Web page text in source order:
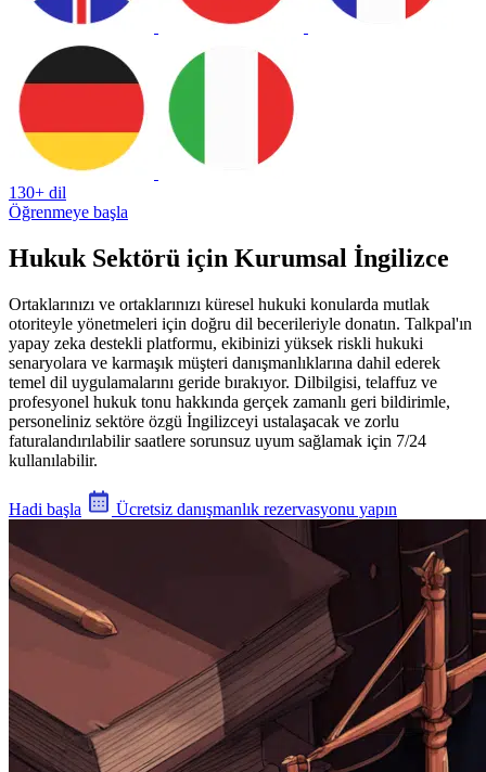
130+ dil
Öğrenmeye başla
Hukuk Sektörü için Kurumsal İngilizce
Ortaklarınızı ve ortaklarınızı küresel hukuki konularda mutlak
otoriteyle yönetmeleri için doğru dil becerileriyle donatın. Talkpal'ın
yapay zeka destekli platformu, ekibinizi yüksek riskli hukuki
senaryolara ve karmaşık müşteri danışmanlıklarına dahil ederek
temel dil uygulamalarını geride bırakıyor. Dilbilgisi, telaffuz ve
profesyonel hukuk tonu hakkında gerçek zamanlı geri bildirimle,
personeliniz sektöre özgü İngilizceyi ustalaşacak ve zorlu
faturalandırılabilir saatlere sorunsuz uyum sağlamak için 7/24
kullanılabilir.
Hadi başla Ücretsiz danışmanlık rezervasyonu yapın